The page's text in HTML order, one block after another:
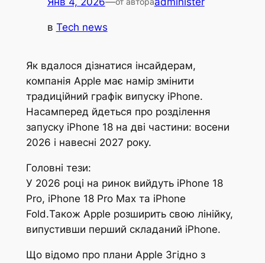
в Tech news
Як вдалося дізнатися інсайдерам,
компанія Apple має намір змінити
традиційний графік випуску iPhone.
Насамперед йдеться про розділення
запуску iPhone 18 на дві частини: восени
2026 і навесні 2027 року.
Головні тези:
У 2026 році на ринок вийдуть iPhone 18
Pro, iPhone 18 Pro Max та iPhone
Fold.Також Apple розширить свою лінійку,
випустивши перший складаний iPhone.
Що відомо про плани Apple Згідно з